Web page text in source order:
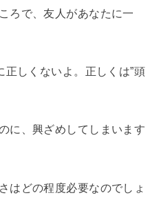
ろで、友人があなたに一
正しくないよ。正しくは”頭
に、興ざめしてしまいます
はどの程度必要なのでしょ